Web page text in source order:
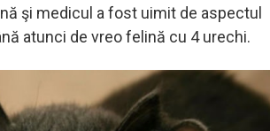
şi medicul a fost uimit de aspectul
atunci de vreo felină cu 4 urechi.